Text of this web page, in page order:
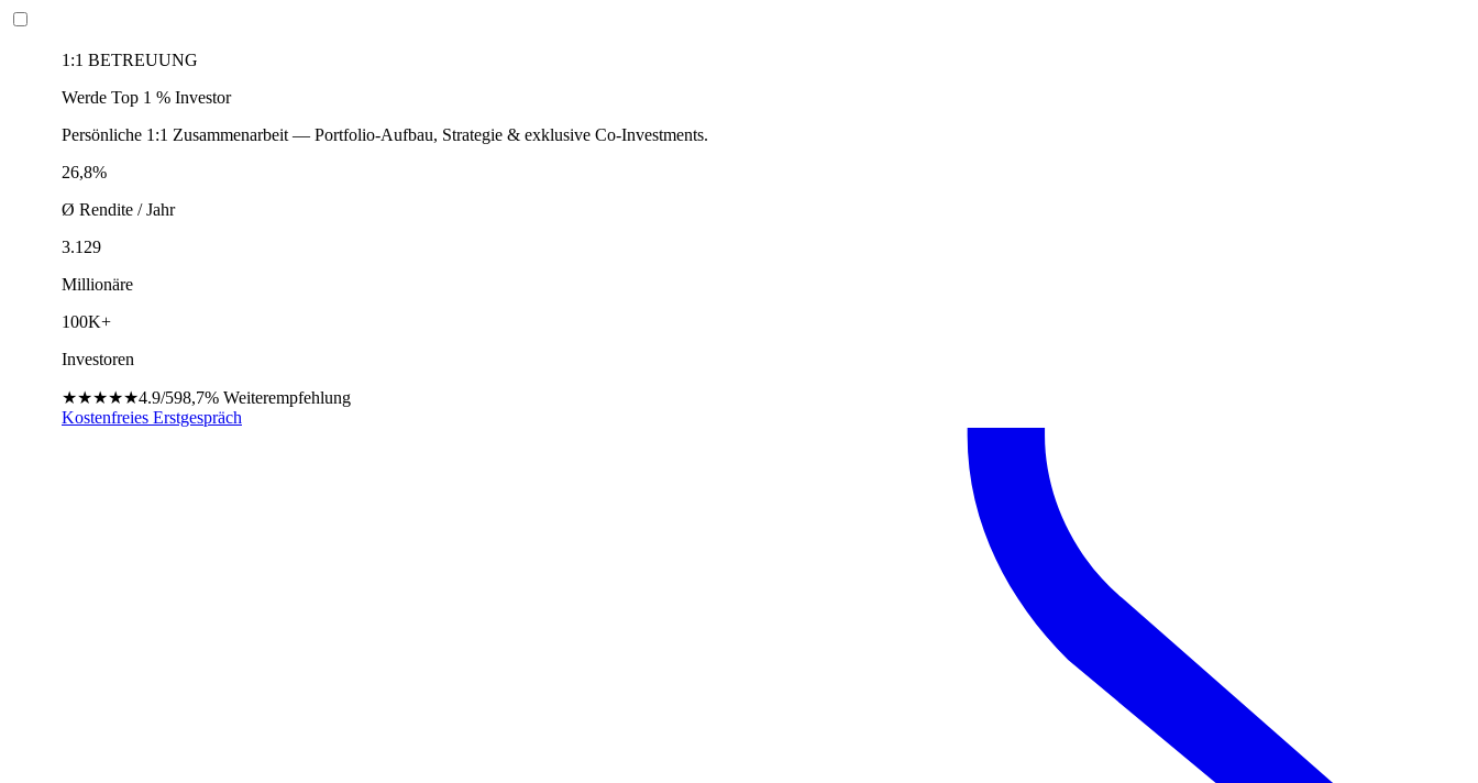
1:1 BETREUUNG
Werde Top 1 % Investor
Persönliche 1:1 Zusammenarbeit — Portfolio-Aufbau, Strategie & exklusive Co-Investments.
26,8%
Ø Rendite / Jahr
3.129
Millionäre
100K+
Investoren
★★★★★4.9/598,7% Weiterempfehlung
Kostenfreies Erstgespräch